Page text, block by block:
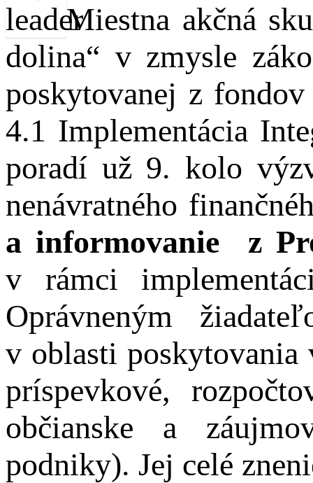
Miestna akčná
dolina“ v zmysle
poskytovanej z
4.1 Implementácia
poradí už 9. kolo
nenávratného
a informovanie z
v rámci
Oprávneným
v oblasti poskytovania
príspevkové,
občianske a
podniky). Jej celé